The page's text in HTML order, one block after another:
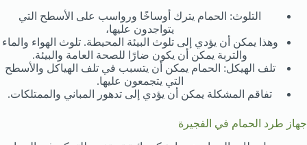
التلوث: الحمام يترك أوساخًا ورواسب على الأسطح التي
يتواجدون عليها،
وهذا يمكن أن يؤدي إلى تلوث البيئة المحيطة. تلوث الهواء والماء
والتربة يمكن أن يكون ضارًا للصحة العامة والبيئة.
تلف الهيكل: الحمام يمكن أن يتسبب في تلف الهياكل والأسطح
التي يتجمعون عليها.
تفاقم المشكلة يمكن أن يؤدي إلى تدهور المباني والممتلكات.
جهاز طرد الحمام في الفجيرة